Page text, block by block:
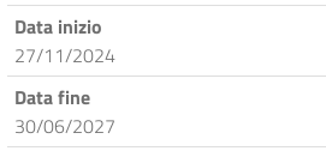
Data inizio
27/11/2024
Data fine
30/06/2027